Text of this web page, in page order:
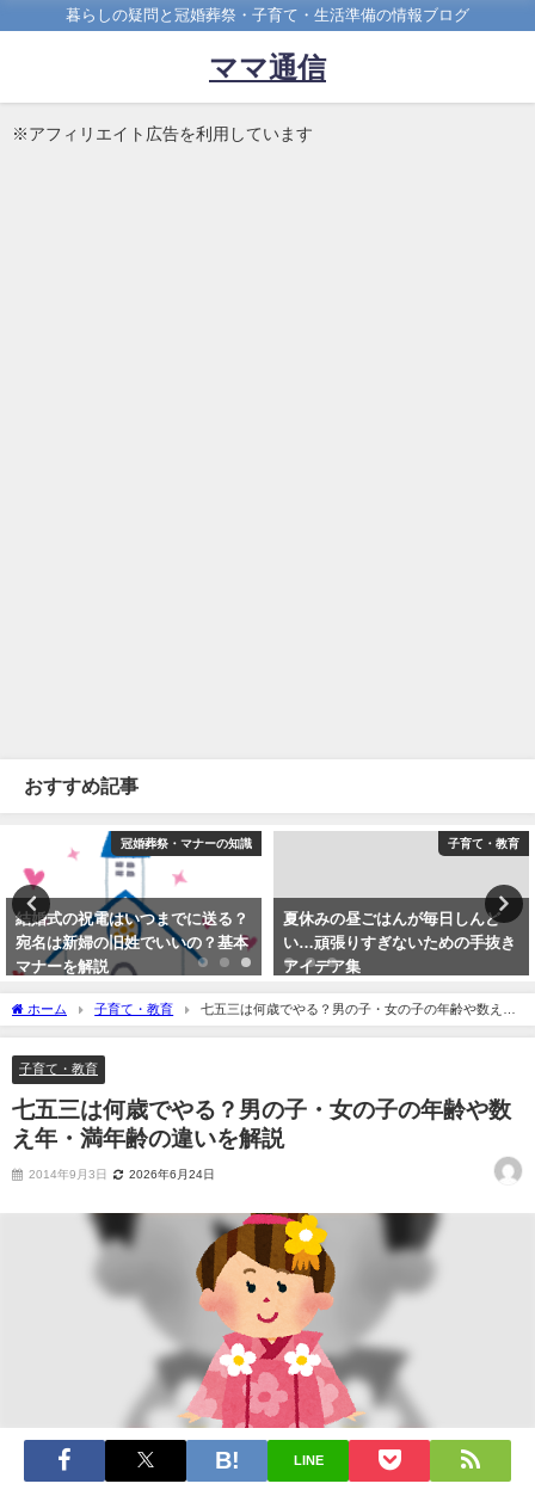
暮らしの疑問と冠婚葬祭・子育て・生活準備の情報ブログ
ママ通信
※アフィリエイト広告を利用しています
おすすめ記事
冠婚葬祭・マナーの知識
結婚式の祝電はいつまでに送る？
宛名は新婦の旧姓でいいの？基本
マナーを解説
子育て・教育
夏休みの昼ごはんが毎日しんど
い…頑張りすぎないための手抜き
アイデア集
ホーム 子育て・教育
七五三は何歳でやる？男の子・女の子の年齢や数え
年・満年齢の違いを解説
子育て・教育
七五三は何歳でやる？男の子・女の子の年齢や数
え年・満年齢の違いを解説
2014年9月3日 2026年6月24日
LINE